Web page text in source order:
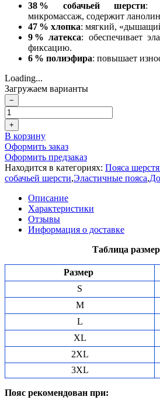
38 % собачьей шерсти:
микромассаж, содержит
47 % хлопка: мягкий,
9 % латекса: обеспечивает
фиксацию.
6 % полиэфира: повышает
Loading...
Загружаем варианты
−
+
В корзину
Оформить заказ
Оформить предзаказ
Находится в категориях: Пояса
собачьей шерсти,Эластичные пояса,
Описание
Характеристики
Отзывы
Информация о доставке
Таблица
Размер
S
M
L
XL
2XL
3XL
Пояс рекомендован при: